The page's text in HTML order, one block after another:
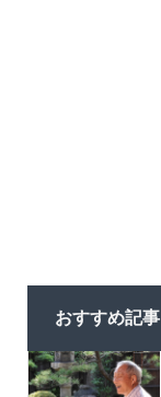
おすすめ記事